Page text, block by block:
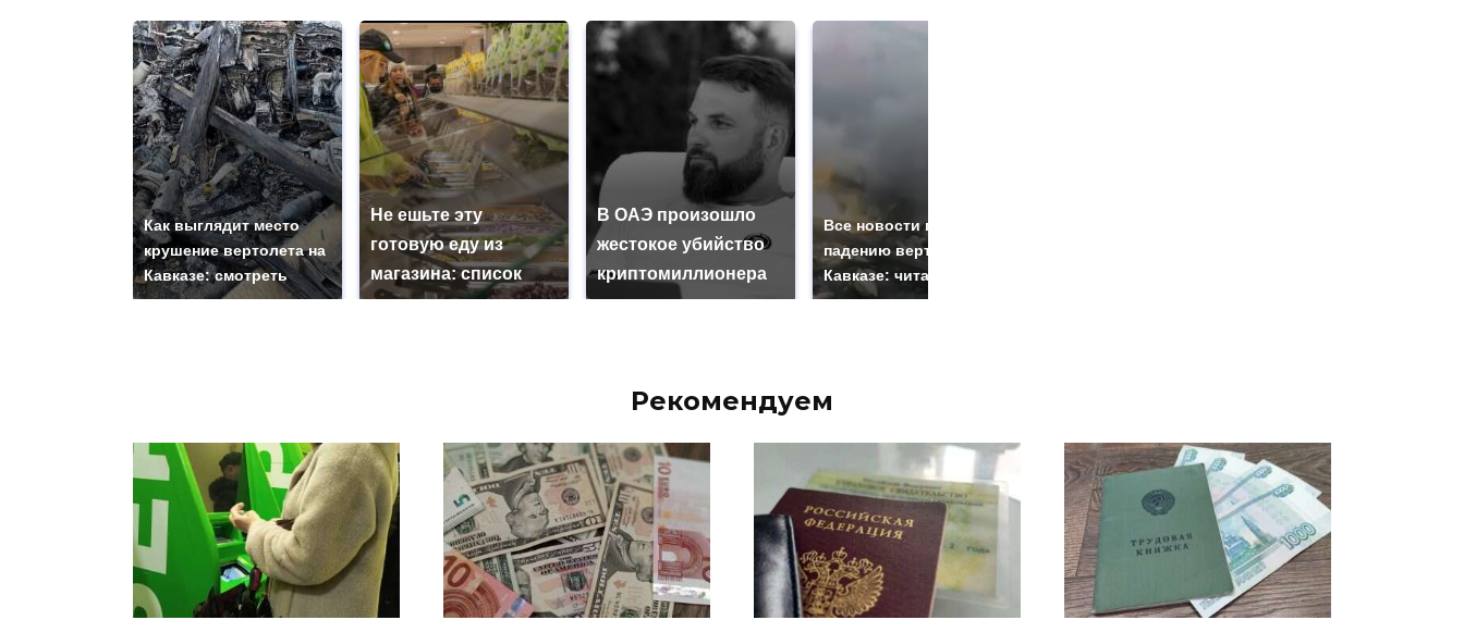
Как выглядит место
крушение вертолета на
Кавказе: смотреть
Не ешьте эту
готовую еду из
магазина: список
В ОАЭ произошло
жестокое убийство
криптомиллионера
Все новости по
падению вертолета на
Кавказе: читать здесь
Рекомендуем